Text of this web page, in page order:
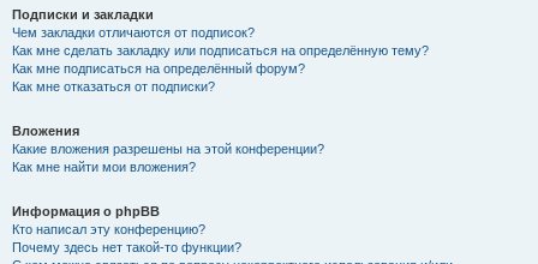
Подписки и закладки
Чем закладки отличаются от подписок?
Как мне сделать закладку или подписаться на определённую тему?
Как мне подписаться на определённый форум?
Как мне отказаться от подписки?
Вложения
Какие вложения разрешены на этой конференции?
Как мне найти мои вложения?
Информация о phpBB
Кто написал эту конференцию?
Почему здесь нет такой-то функции?